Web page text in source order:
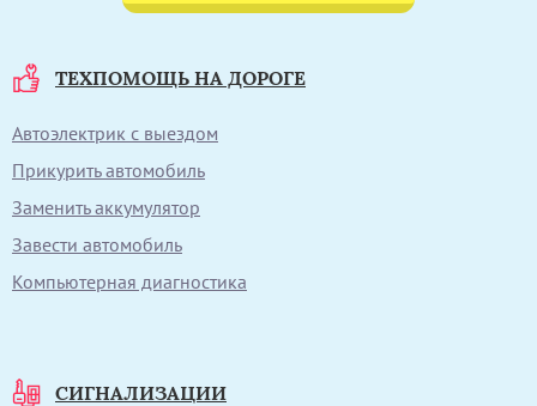
ТЕХПОМОЩЬ НА ДОРОГЕ
Автоэлектрик с выездом
Прикурить автомобиль
Заменить аккумулятор
Завести автомобиль
Компьютерная диагностика
СИГНАЛИЗАЦИИ